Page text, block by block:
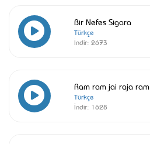
Bir Nefes Sigara
Türkçe
İndir: 2673
Ram ram jai raja ram
Türkçe
İndir: 1628